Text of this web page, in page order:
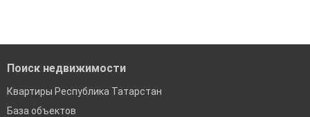
Поиск недвижимости
Квартиры Республика Татарстан
База объектов